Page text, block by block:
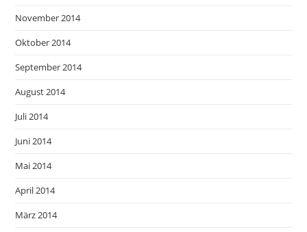
November 2014
Oktober 2014
September 2014
August 2014
Juli 2014
Juni 2014
Mai 2014
April 2014
März 2014